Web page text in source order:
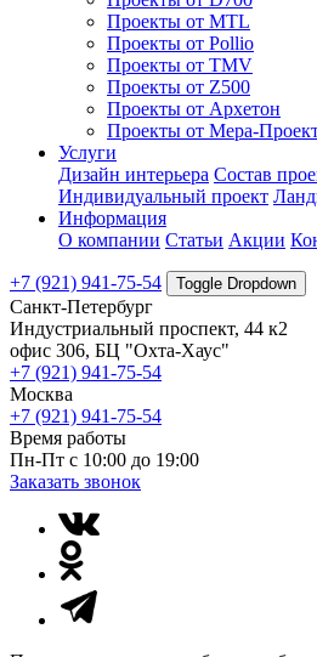
Проекты от MTL
Проекты от Pollio
Проекты от TMV
Проекты от Z500
Проекты от Архетон
Проекты от Мера-
Услуги
Дизайн интерьера Состав
Индивидуальный проект
Информация
О компании Статьи Акции
+7 (921) 941-75-54 Toggle Dropdown
Санкт-Петербург
Индустриальный проспект, 44 к2
офис 306, БЦ "Охта-Хаус"
+7 (921) 941-75-54
Москва
+7 (921) 941-75-54
Время работы
Пн-Пт с 10:00 до 19:00
Заказать звонок